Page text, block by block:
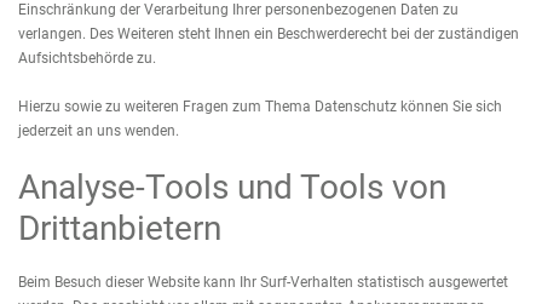
Einschränkung der Verarbeitung Ihrer personenbezogenen Daten zu
verlangen. Des Weiteren steht Ihnen ein Beschwerderecht bei der zuständigen
Aufsichtsbehörde zu.
Hierzu sowie zu weiteren Fragen zum Thema Datenschutz können Sie sich
jederzeit an uns wenden.
Analyse-Tools und Tools von
Drittanbietern
Beim Besuch dieser Website kann Ihr Surf-Verhalten statistisch ausgewertet